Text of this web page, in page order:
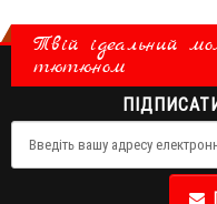
Твій ідеальний
тютюном